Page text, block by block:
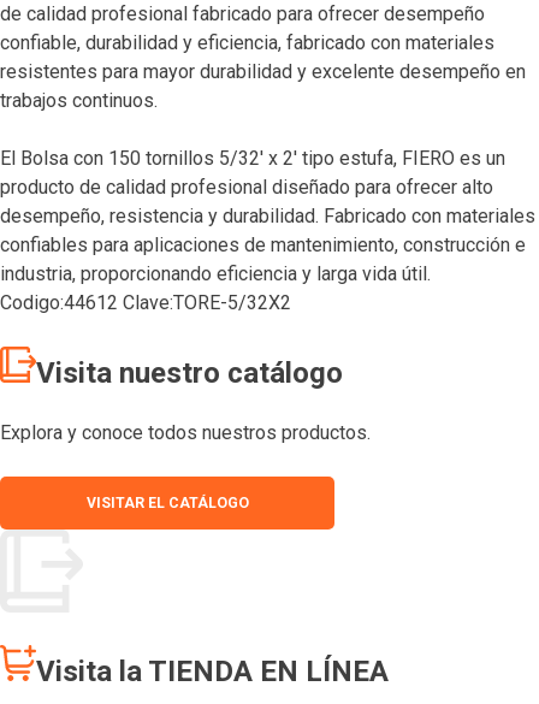
de calidad profesional fabricado para ofrecer desempeño
confiable, durabilidad y eficiencia, fabricado con materiales
resistentes para mayor durabilidad y excelente desempeño en
trabajos continuos.
El Bolsa con 150 tornillos 5/32′ x 2′ tipo estufa, FIERO es un
producto de calidad profesional diseñado para ofrecer alto
desempeño, resistencia y durabilidad. Fabricado con materiales
confiables para aplicaciones de mantenimiento, construcción e
industria, proporcionando eficiencia y larga vida útil.
Codigo:44612 Clave:TORE-5/32X2
Visita nuestro catálogo
Explora y conoce todos nuestros productos.
VISITAR EL CATÁLOGO
Visita la TIENDA EN LÍNEA